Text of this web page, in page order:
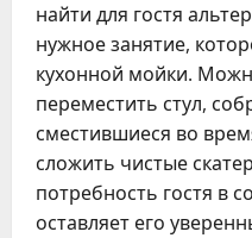
найти для гостя
нужное занятие,
кухонной мойки.
переместить стул,
сместившиеся во
сложить чистые
потребность гостя в
оставляет его